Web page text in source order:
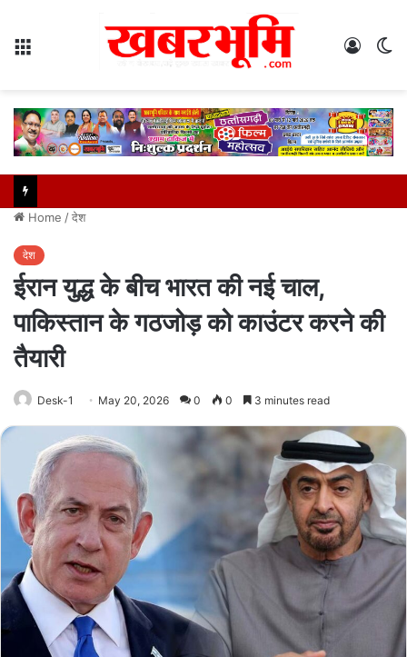
Log
Home /देश
देश
ईरान युद्ध के बीच भारत की नई चाल,
पाकिस्तान के गठजोड़ को काउंटर करने की
तैयारी
Desk-1 May 20, 2026 0 0 3 minutes read